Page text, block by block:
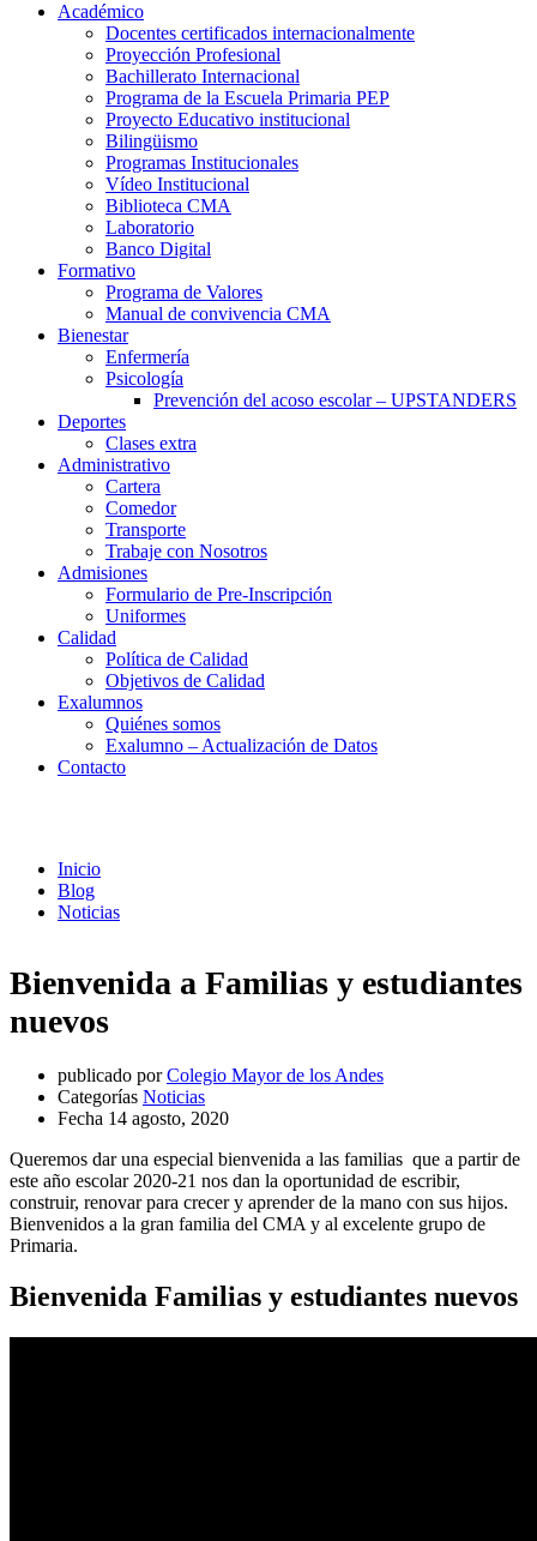
Académico
Docentes certificados internacionalmente
Proyección Profesional
Bachillerato Internacional
Programa de la Escuela Primaria PEP
Proyecto Educativo institucional
Bilingüismo
Programas Institucionales
Vídeo Institucional
Biblioteca CMA
Laboratorio
Banco Digital
Formativo
Programa de Valores
Manual de convivencia CMA
Bienestar
Enfermería
Psicología
Prevención del acoso escolar – UPSTANDERS
Deportes
Clases extra
Administrativo
Cartera
Comedor
Transporte
Trabaje con Nosotros
Admisiones
Formulario de Pre-Inscripción
Uniformes
Calidad
Política de Calidad
Objetivos de Calidad
Exalumnos
Quiénes somos
Exalumno – Actualización de Datos
Contacto
Inicio
Blog
Noticias
Bienvenida a Familias y estudiantes
nuevos
publicado por Colegio Mayor de los Andes
Categorías Noticias
Fecha 14 agosto, 2020
Queremos dar una especial bienvenida a las familias que a partir de
este año escolar 2020-21 nos dan la oportunidad de escribir,
construir, renovar para crecer y aprender de la mano con sus hijos.
Bienvenidos a la gran familia del CMA y al excelente grupo de
Primaria.
Bienvenida Familias y estudiantes nuevos